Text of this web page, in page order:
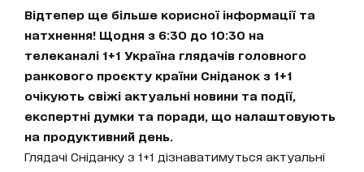
Відтепер ще більше корисної інформації та
натхнення! Щодня з 6:30 до 10:30 на
телеканалі 1+1 Україна глядачів головного
ранкового проєкту країни Сніданок з 1+1
очікують свіжі актуальні новини та події,
експертні думки та поради, що налаштовують
на продуктивний день.
Глядачі Сніданку з 1+1 дізнаватимуться актуальні